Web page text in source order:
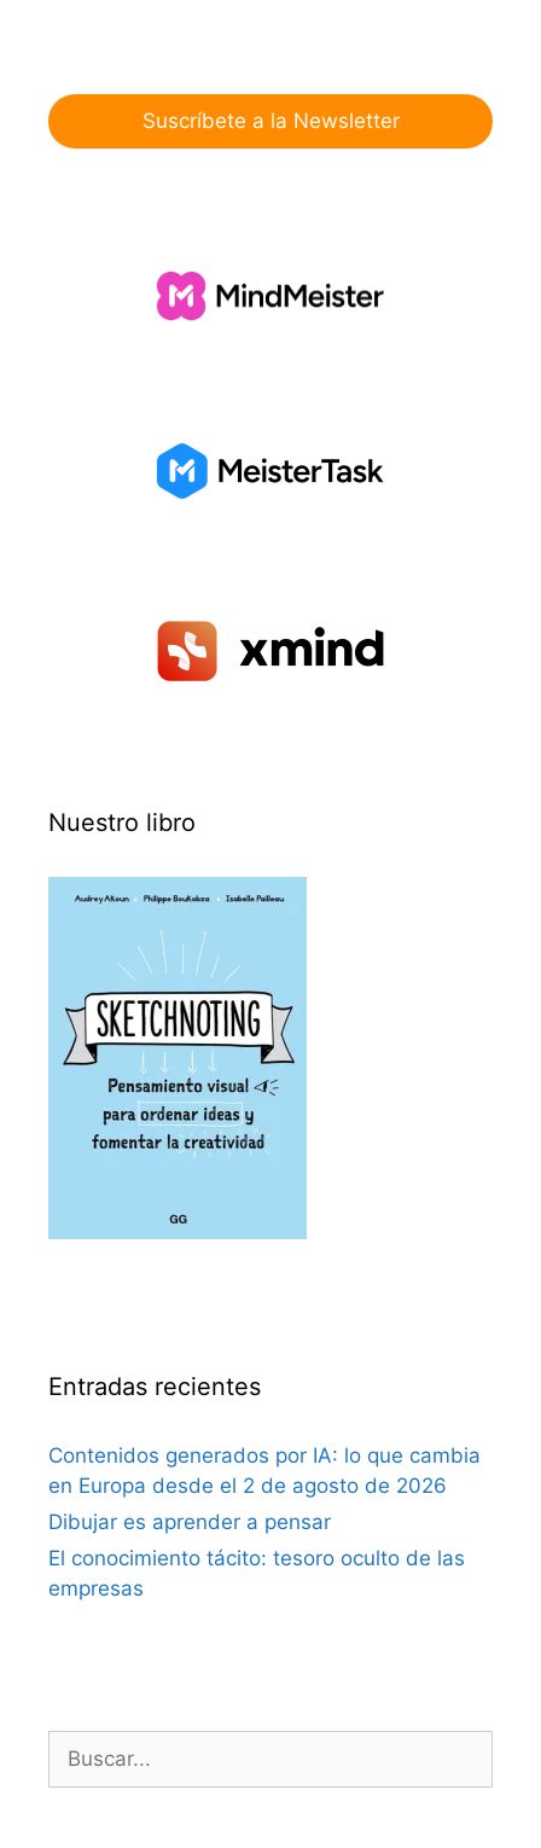
Suscríbete a la Newsletter
Nuestro libro
Entradas recientes
Contenidos generados por IA: lo que cambia
en Europa desde el 2 de agosto de 2026
Dibujar es aprender a pensar
El conocimiento tácito: tesoro oculto de las
empresas
Buscar: